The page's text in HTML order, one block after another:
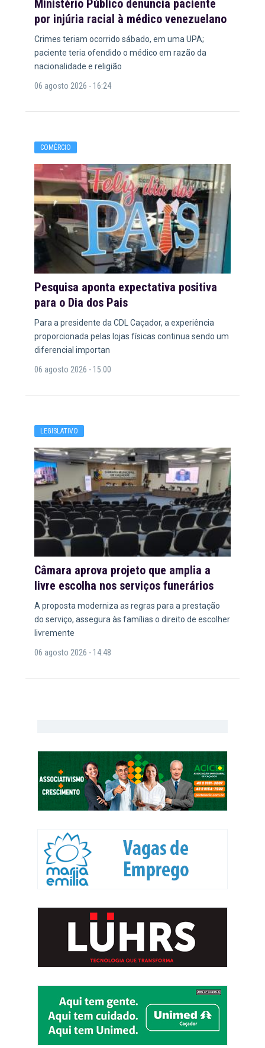
Ministério Público denuncia paciente
por injúria racial à médico venezuelano
Crimes teriam ocorrido sábado, em uma UPA;
paciente teria ofendido o médico em razão da
nacionalidade e religião
06 agosto 2026 - 16:24
COMÉRCIO
Pesquisa aponta expectativa positiva
para o Dia dos Pais
Para a presidente da CDL Caçador, a experiência
proporcionada pelas lojas físicas continua sendo um
diferencial importan
06 agosto 2026 - 15:00
LEGISLATIVO
Câmara aprova projeto que amplia a
livre escolha nos serviços funerários
A proposta moderniza as regras para a prestação
do serviço, assegura às famílias o direito de escolher
livremente
06 agosto 2026 - 14:48